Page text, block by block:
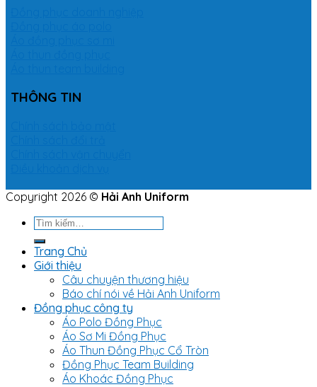
THÔNG TIN
Copyright 2026 © Hải Anh Uniform
Tìm
Trang Chủ
Giới thiệu
Câu chuyện thương hiệu
Báo chí nói về Hải Anh Uniform
Đồng phục công ty
Áo Polo Đồng Phục
Áo Sơ Mi Đồng Phục
Áo Thun Đồng Phục Cổ Tròn
Đồng Phục Team Building
Áo Khoác Đồng Phục